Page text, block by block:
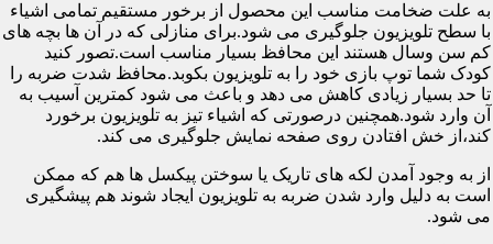
به علت ضخامت مناسب این محصول از برخور مستقیم تمامی اشیاء
با سطح تلویزیون جلوگیری می شود.برای منازلی که در آن ها بچه های
کم سن وسال هستند این محافظ بسیار مناسب است.تصور کنید
کودک شما توپ بازی خود را به تلویزیون بکوبد.محافظ شدت ضربه را
تا حد بسیار زیادی کاهش می دهد و باعث می شود کمترین آسیب به
آن وارد شود.همچنین درصورتی که اشیاء تیز به تلویزیون برخورد
کند،از خش افتادن روی صفحه نمایش جلوگیری می کند.
از به وجود آمدن لکه های تاریک یا سوختن پیکسل ها هم که ممکن
است به دلیل وارد شدن ضربه به تلویزیون ایجاد شوند هم پیشگیری
می شود.